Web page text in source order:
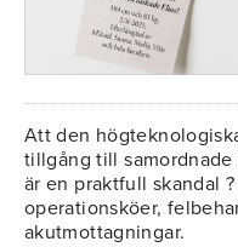
Att den
tillgång till
är en praktfull skandal
operationsköer,
akutmottagningar.